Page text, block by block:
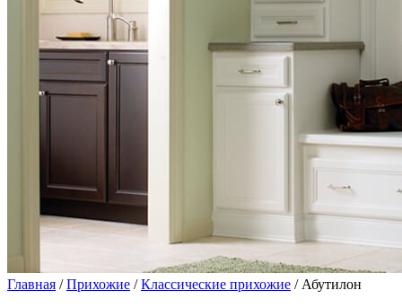
Главная /Прихожие /Классические прихожие / Абутилон